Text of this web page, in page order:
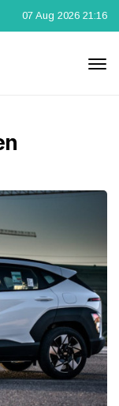
07 Aug 2026 21:16